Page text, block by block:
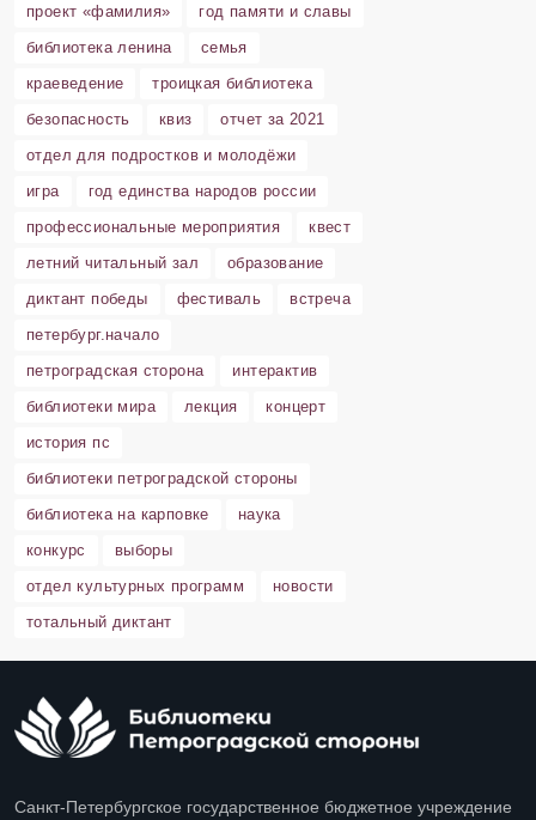
проект «фамилия»
год памяти и славы
библиотека ленина
семья
краеведение
троицкая библиотека
безопасность
квиз
отчет за 2021
отдел для подростков и молодёжи
игра
год единства народов россии
профессиональные мероприятия
квест
летний читальный зал
образование
диктант победы
фестиваль
встреча
петербург.начало
петроградская сторона
интерактив
библиотеки мира
лекция
концерт
история пс
библиотеки петроградской стороны
библиотека на карповке
наука
конкурс
выборы
отдел культурных программ
новости
тотальный диктант
Санкт-Петербургское государственное бюджетное учреждение